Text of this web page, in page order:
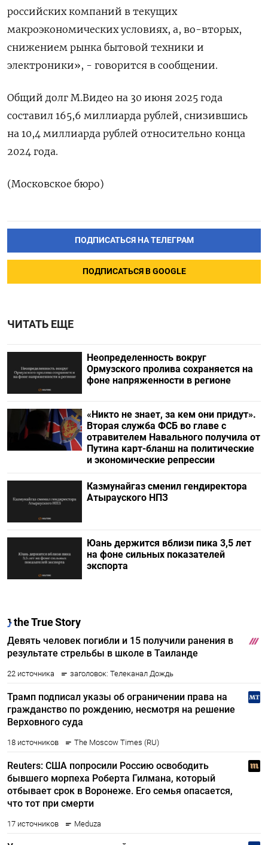
российских компаний в текущих
макроэкономических условиях, а, во-вторых,
снижением рынка бытовой техники и
электроники», - говорится в сообщении.
Общий долг М.Видео на 30 июня 2025 года
составил 165,6 миллиарда рублей, снизившись
на 10,4 миллиарда рублей относительно конца
2024 года.
(Московское бюро)
ПОДПИСАТЬСЯ НА ТЕЛЕГРАМ
ПОДПИСАТЬСЯ В GOOGLE
ЧИТАТЬ ЕЩЕ
Неопределенность вокруг
Ормузского пролива сохраняется на
фоне напряженности в регионе
«Никто не знает, за кем они придут».
Вторая служба ФСБ во главе с
отравителем Навального получила от
Путина карт-бланш на политические
и экономические репрессии
Казмунайгаз сменил гендиректора
Атырауского НПЗ
Юань держится вблизи пика 3,5 лет
на фоне сильных показателей
экспорта